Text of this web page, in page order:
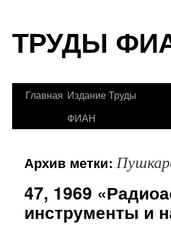
содержимому
ТРУДЫ
Главная Издание Труды
ФИАН
Архив метки:
47, 1969
инструменты и